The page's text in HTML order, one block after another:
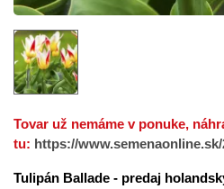
Tovar už nemáme v ponuke,
tu: https://
Tulipán Ballade - predaj